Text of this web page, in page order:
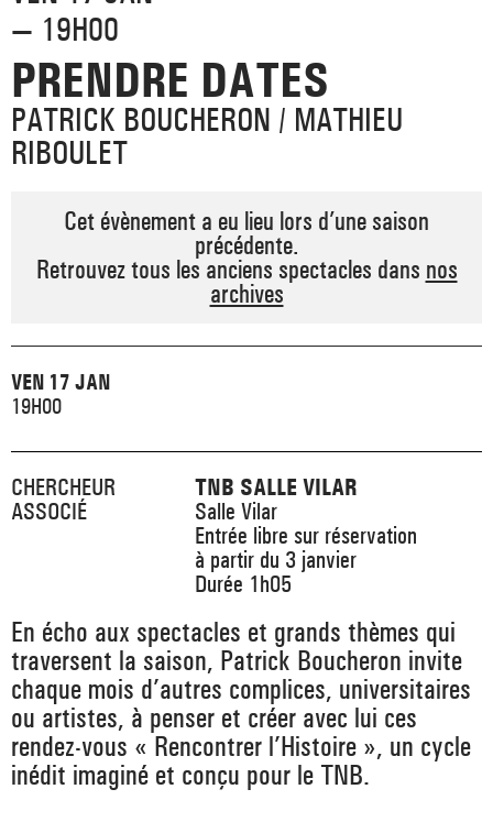
_ LES SALLES
_ ACTION TERRITORIALE
_ ACTION CULTURELLE
_ TNB SOLIDAIRE
_ TNB ÉCO-RESPONSABLE
_ ARCHIVES ET RESSOURCES
_ COPRODUCTIONS
_ RÉSIDENCES D'ARTISTE
_ INTERNATIONAL
_ ACTUALITÉS
_ FORMATION
_ INSERTION PROFESSIONNELLE
_ PROMOTIONS
_ INTERNATIONAL
_ NOUS SOUTENIR
_ NOS MÉCÈNES
_ DEVENEZ MÉCÈNE
_ SOUTENEZ LE FESTIVAL TNB
_ RENCONTRER
_ PRATIQUER
_ PROFITER
_ MARCHÉS
_ EMPLOIS / STAGES
>
>
— 19H00
PRENDRE DATES
PATRICK BOUCHERON / MATHIEU
RIBOULET
Cet évènement a eu lieu lors d’une saison
précédente.
Retrouvez tous les anciens spectacles dans nos
archives
VEN 17 JAN
19H00
CHERCHEUR
ASSOCIÉ
TNB SALLE VILAR
Salle Vilar
Entrée libre sur réservation
à partir du 3 janvier
Durée 1h05
En écho aux spectacles et grands thèmes qui
traversent la saison, Patrick Boucheron invite
chaque mois d’autres complices, universitaires
ou artistes, à penser et créer avec lui ces
rendez-vous « Rencontrer l’Histoire », un cycle
inédit imaginé et conçu pour le TNB.